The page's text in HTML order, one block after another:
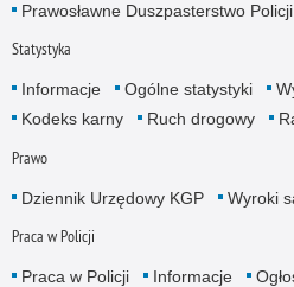
Prawosławne Duszpasterstwo Policji
Statystyka
Informacje Ogólne statystyki
Kodeks karny
Ruch drogowy
Prawo
Dziennik Urzędowy KGP Wyroki
Praca w Policji
Praca w Policji Informacje